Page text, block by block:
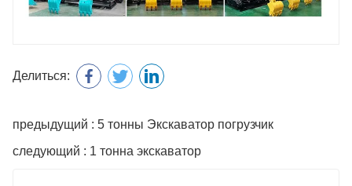
Делиться:
предыдущий : 5 тонны Экскаватор погрузчик
следующий : 1 тонна экскаватор